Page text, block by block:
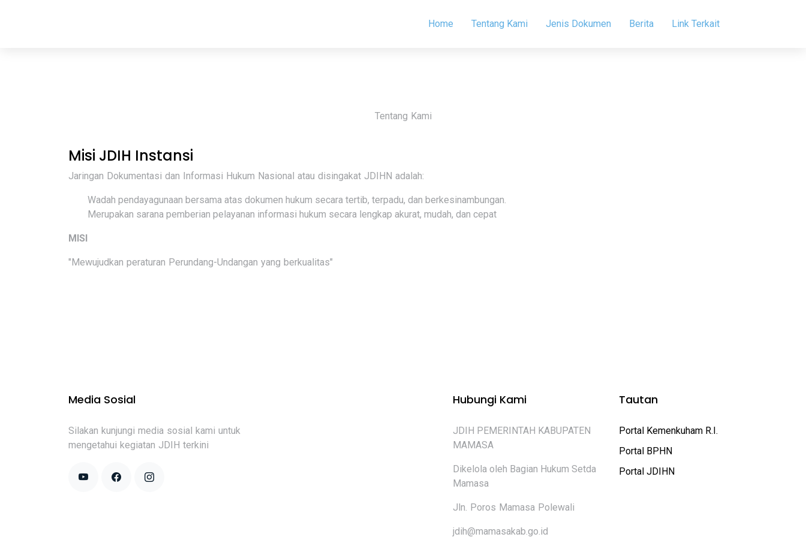
Home Tentang Kami Jenis Dokumen Berita Link Terkait
Tentang Kami
Misi JDIH Instansi
Jaringan Dokumentasi dan Informasi Hukum Nasional atau disingakat JDIHN adalah:
Wadah pendayagunaan bersama atas dokumen hukum secara tertib, terpadu, dan berkesinambungan.
Merupakan sarana pemberian pelayanan informasi hukum secara lengkap akurat, mudah, dan cepat
MISI
"Mewujudkan peraturan Perundang-Undangan yang berkualitas"
Media Sosial
Silakan kunjungi media sosial kami untuk
mengetahui kegiatan JDIH terkini
Hubungi Kami
JDIH PEMERINTAH KABUPATEN
MAMASA
Dikelola oleh Bagian Hukum Setda
Mamasa
Jln. Poros Mamasa Polewali
jdih@mamasakab.go.id
Tautan
Portal Kemenkuham R.I.
Portal BPHN
Portal JDIHN